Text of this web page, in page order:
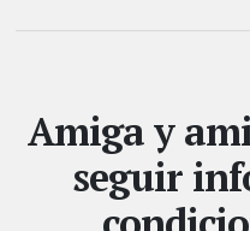
Amiga y
seguir